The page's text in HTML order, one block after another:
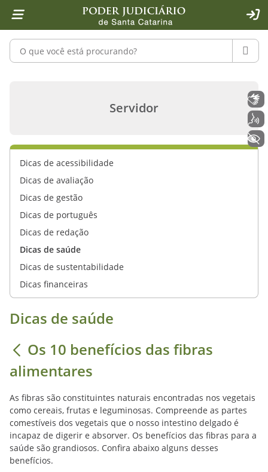
1 Ir para o conteúdo
2 Ir para a ferramenta de acessibilidade - Rybená
4 Ir para o menu principal
5 Ir para a pesquisa
6 Ir para o rodapé
7 Ir para a página inicial
Pesquisar no portal
Os 10 benefícios das fibras
Servidor
Dicas de acessibilidade
Dicas de avaliação
Dicas de gestão
Dicas de português
Dicas de redação
Dicas de saúde
Dicas de sustentabilidade
Dicas financeiras
Dicas de saúde
Os 10 benefícios das fibras
alimentares
As fibras são constituintes naturais encontradas nos vegetais
como cereais, frutas e leguminosas. Compreende as partes
comestíveis dos vegetais que o nosso intestino delgado é
incapaz de digerir e absorver. Os benefícios das fibras para a
saúde são grandiosos. Confira abaixo alguns desses
benefícios.